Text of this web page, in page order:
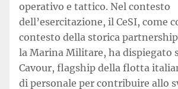
operativo e tattico. Nel contesto
dell’esercitazione, il CeSI, come
contesto della storica
la Marina Militare, ha dispiegato
Cavour, flagship della flotta
di personale per contribuire allo